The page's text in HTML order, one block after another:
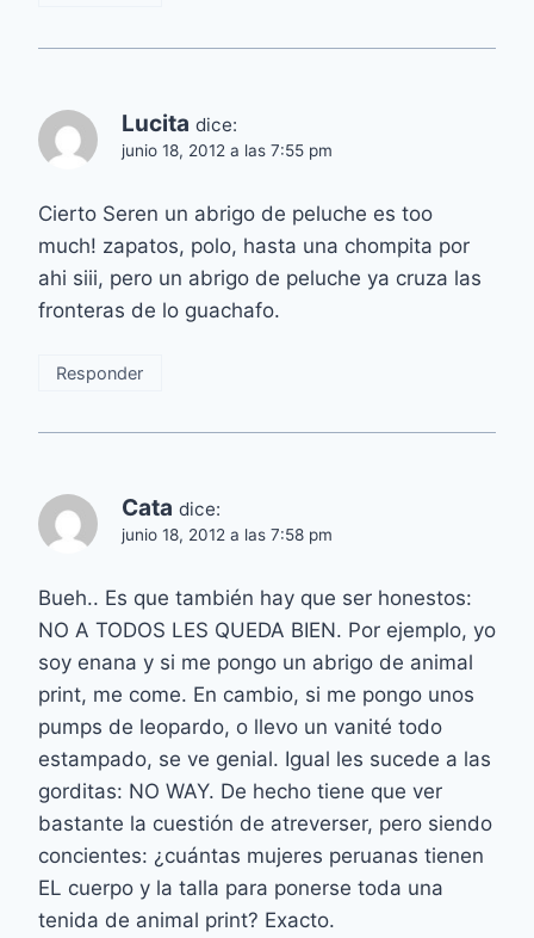
Lucita dice:
junio 18, 2012 a las 7:55 pm
Cierto Seren un abrigo de peluche es too
much! zapatos, polo, hasta una chompita por
ahi siii, pero un abrigo de peluche ya cruza las
fronteras de lo guachafo.
Responder
Cata dice:
junio 18, 2012 a las 7:58 pm
Bueh.. Es que también hay que ser honestos:
NO A TODOS LES QUEDA BIEN. Por ejemplo, yo
soy enana y si me pongo un abrigo de animal
print, me come. En cambio, si me pongo unos
pumps de leopardo, o llevo un vanité todo
estampado, se ve genial. Igual les sucede a las
gorditas: NO WAY. De hecho tiene que ver
bastante la cuestión de atreverser, pero siendo
concientes: ¿cuántas mujeres peruanas tienen
EL cuerpo y la talla para ponerse toda una
tenida de animal print? Exacto.